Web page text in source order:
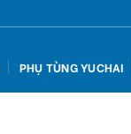
PHỤ TÙNG YUCHAI